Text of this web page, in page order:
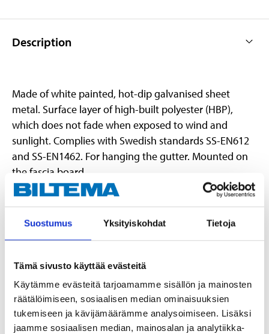
Suostumus Yksityiskohdat Tietoja
Tämä sivusto käyttää evästeitä
Käytämme evästeitä tarjoamamme sisällön ja mainosten
räätälöimiseen, sosiaalisen median ominaisuuksien
tukemiseen ja kävijämäärämme analysoimiseen. Lisäksi
jaamme sosiaalisen median, mainosalan ja analytiikka-
Description
Made of white painted, hot-dip galvanised sheet
metal. Surface layer of high-built polyester (HBP),
which does not fade when exposed to wind and
sunlight. Complies with Swedish standards SS-EN612
and SS-EN1462. For hanging the gutter. Mounted on
the fascia board.
Technical specifications
Colour
White